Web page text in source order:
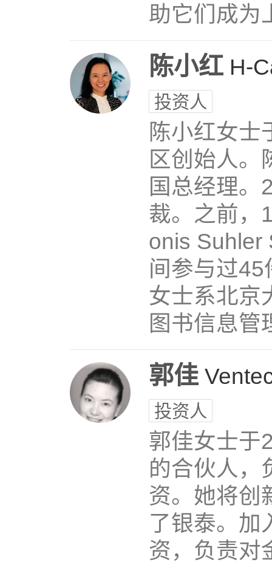
助它们成为
陈小红 H-
投资人
陈小红女士
区创始人。
国总经理。
裁。之前，
onis Suhler
间参与过
女士系北京
图书信息管
郭佳
投资人
郭佳女士于
的合伙人，
资。她将创
了银泰。加
资，负责对